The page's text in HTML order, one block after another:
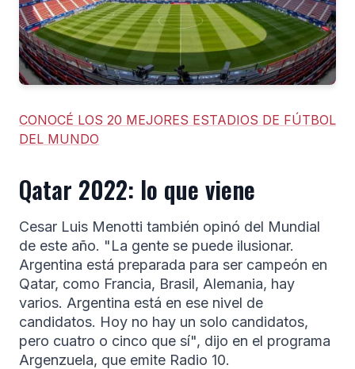
CONOCÉ LOS 20 MEJORES ESTADIOS DE FÚTBOL
DEL MUNDO
Qatar 2022: lo que viene
Cesar Luis Menotti también opinó del Mundial
de este año. "La gente se puede ilusionar.
Argentina está preparada para ser campeón en
Qatar, como Francia, Brasil, Alemania, hay
varios. Argentina está en ese nivel de
candidatos. Hoy no hay un solo candidatos,
pero cuatro o cinco que sí", dijo en el programa
Argenzuela, que emite Radio 10.